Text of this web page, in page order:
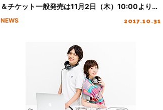
＆チケット一般発売は11月2日（木）10:00よりス
タート！！
NEWS 2017.10.31